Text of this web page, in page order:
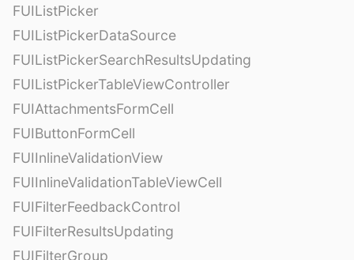
FUIListPicker
FUIListPickerDataSource
FUIListPickerSearchResultsUpdating
FUIListPickerTableViewController
FUIAttachmentsFormCell
FUIButtonFormCell
FUIInlineValidationView
FUIInlineValidationTableViewCell
FUIFilterFeedbackControl
FUIFilterResultsUpdating
FUIFilterGroup